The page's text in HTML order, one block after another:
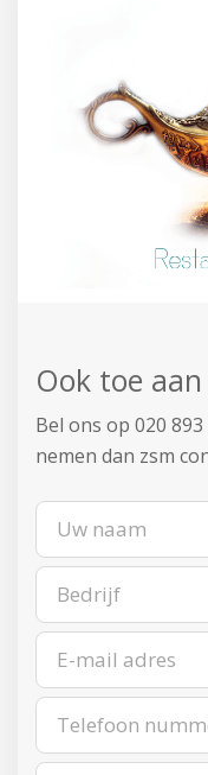
Ook toe
Bel ons op 020
nemen dan zsm